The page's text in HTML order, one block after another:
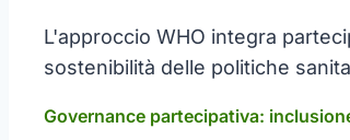
L'approccio WHO integra
sostenibilità delle politiche
Governance partecipativa: